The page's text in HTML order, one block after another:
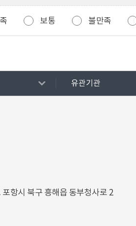
보통 불만족
유관기관
포항시 북구 흥해읍 동부청사로 2